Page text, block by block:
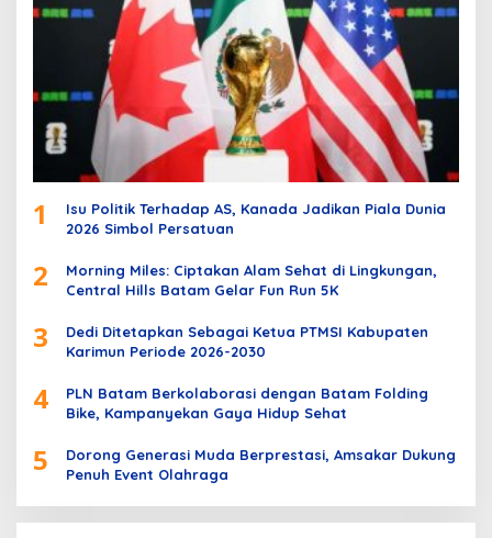
1
Isu Politik Terhadap AS, Kanada Jadikan Piala Dunia
2026 Simbol Persatuan
2
Morning Miles: Ciptakan Alam Sehat di Lingkungan,
Central Hills Batam Gelar Fun Run 5K
3
Dedi Ditetapkan Sebagai Ketua PTMSI Kabupaten
Karimun Periode 2026-2030
4
PLN Batam Berkolaborasi dengan Batam Folding
Bike, Kampanyekan Gaya Hidup Sehat
5
Dorong Generasi Muda Berprestasi, Amsakar Dukung
Penuh Event Olahraga